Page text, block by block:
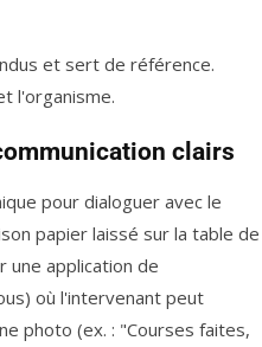
et sert de référence.
l'organisme.
clairs
pour dialoguer avec le
papier laissé sur la table de
une application de
où l'intervenant peut
photo (ex. : "Courses faites,